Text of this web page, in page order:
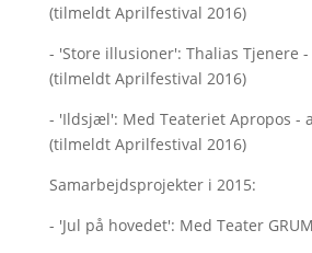
(tilmeldt Aprilfestival 2016)
- 'Store illusioner': Thalias Tjenere
(tilmeldt Aprilfestival 2016)
- 'Ildsjæl': Med Teateriet Apropos -
(tilmeldt Aprilfestival 2016)
Samarbejdsprojekter i 2015:
- 'Jul på hovedet': Med Teater